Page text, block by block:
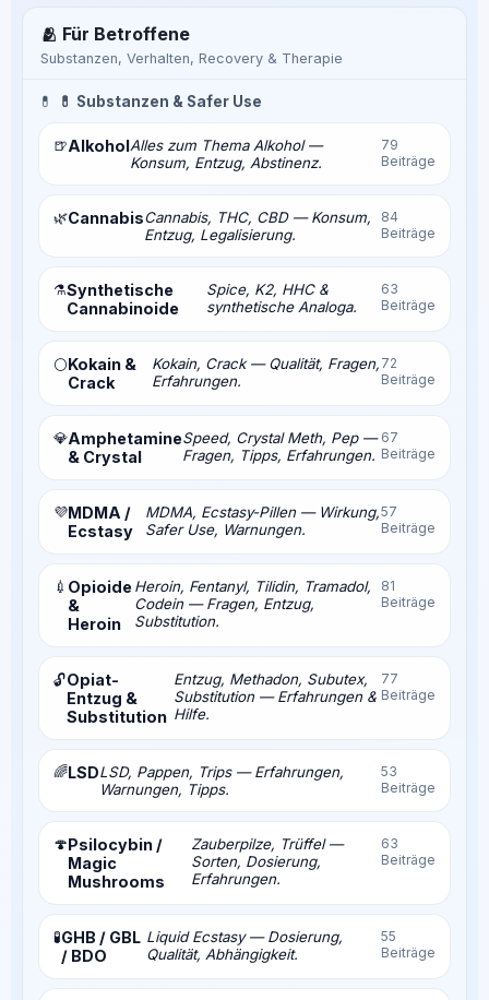
🫂 Für Betroffene
Substanzen, Verhalten, Recovery & Therapie
💊 💊 Substanzen & Safer Use
🍺AlkoholAlles zum Thema Alkohol —
Konsum, Entzug, Abstinenz.
79
Beiträge
🌿CannabisCannabis, THC, CBD — Konsum,
Entzug, Legalisierung.
84
Beiträge
⚗️Synthetische
Cannabinoide
Spice, K2, HHC &
synthetische Analoga.
63
Beiträge
⚪Kokain &
Crack
Kokain, Crack — Qualität, Fragen,
Erfahrungen.
72
Beiträge
💎Amphetamine
& Crystal
Speed, Crystal Meth, Pep —
Fragen, Tipps, Erfahrungen.
67
Beiträge
💜MDMA /
Ecstasy
MDMA, Ecstasy-Pillen — Wirkung,
Safer Use, Warnungen.
57
Beiträge
💉 Opioide
&
Heroin
Heroin, Fentanyl, Tilidin, Tramadol,
Codein — Fragen, Entzug,
Substitution.
81
Beiträge
🔓Opiat-
Entzug &
Substitution
Entzug, Methadon, Subutex,
Substitution — Erfahrungen &
Hilfe.
77
Beiträge
🌈LSDLSD, Pappen, Trips — Erfahrungen,
Warnungen, Tipps.
53
Beiträge
🍄Psilocybin /
Magic
Mushrooms
Zauberpilze, Trüffel —
Sorten, Dosierung,
Erfahrungen.
63
Beiträge
🧪GHB / GBL
/ BDO
Liquid Ecstasy — Dosierung,
Qualität, Abhängigkeit.
55
Beiträge